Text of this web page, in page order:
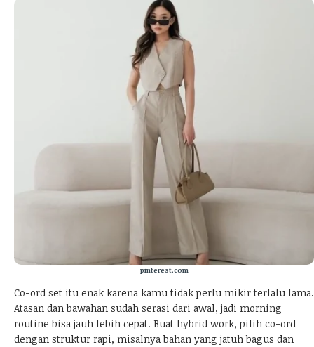
pinterest.com
Co-ord set itu enak karena kamu tidak perlu mikir terlalu lama.
Atasan dan bawahan sudah serasi dari awal, jadi morning
routine bisa jauh lebih cepat. Buat hybrid work, pilih co-ord
dengan struktur rapi, misalnya bahan yang jatuh bagus dan